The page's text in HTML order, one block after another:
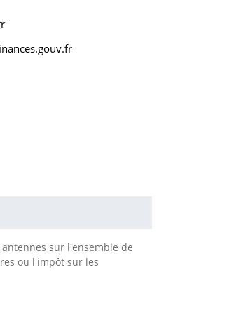
sur l'ensemble de
ou l'impôt sur les